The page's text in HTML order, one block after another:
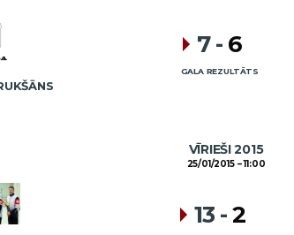
7- 6
GALA REZULTĀTS
VĪRIEŠI 2015
25/01/2015 11:00
13 -2